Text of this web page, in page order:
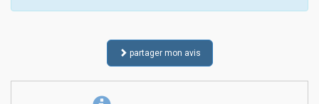
partager mon avis